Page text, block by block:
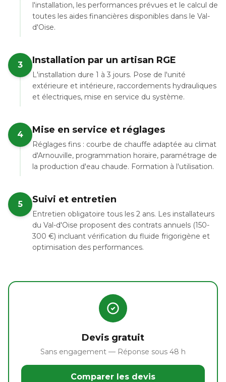
l'installation, les performances prévues et le calcul de
toutes les aides financières disponibles dans le Val-
d'Oise.
3 Installation par un artisan RGE
L'installation dure 1 à 3 jours. Pose de l'unité
extérieure et intérieure, raccordements hydrauliques
et électriques, mise en service du système.
4 Mise en service et réglages
Réglages fins : courbe de chauffe adaptée au climat
d'Arnouville, programmation horaire, paramétrage de
la production d'eau chaude. Formation à l'utilisation.
5 Suivi et entretien
Entretien obligatoire tous les 2 ans. Les installateurs
du Val-d'Oise proposent des contrats annuels (150-
300 €) incluant vérification du fluide frigorigène et
optimisation des performances.
Devis gratuit
Sans engagement — Réponse sous 48 h
Comparer les devis